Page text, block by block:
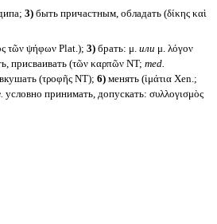
3)быть причастным, обладать (δίκης καὶ
τῶν ψήφων Plat.); 3)брать: μ. или μ. λόγον
присваивать (τῶν καρπῶν NT; med.
(τροφῆς NT); 6)менять (ἱμάτια Xen.;
условно принимать, допускать: συλλογισμὸς